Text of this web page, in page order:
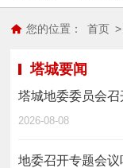
您的位置： 首页 >
塔城要闻
2026-08-08